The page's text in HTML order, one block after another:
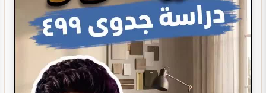
تصميم ديكور كوفي شوب مودرن | أفكار…